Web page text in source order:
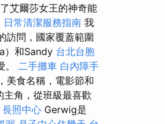
艾爾莎女王的神奇能
日常清潔服務指南 我
訪問，國家覆蓋範圍
）和Sandy 台北台胞
。 二手攤車 白內障手
美食名稱，電影節和
角，從班級最喜歡
長照中心 Gerwig是